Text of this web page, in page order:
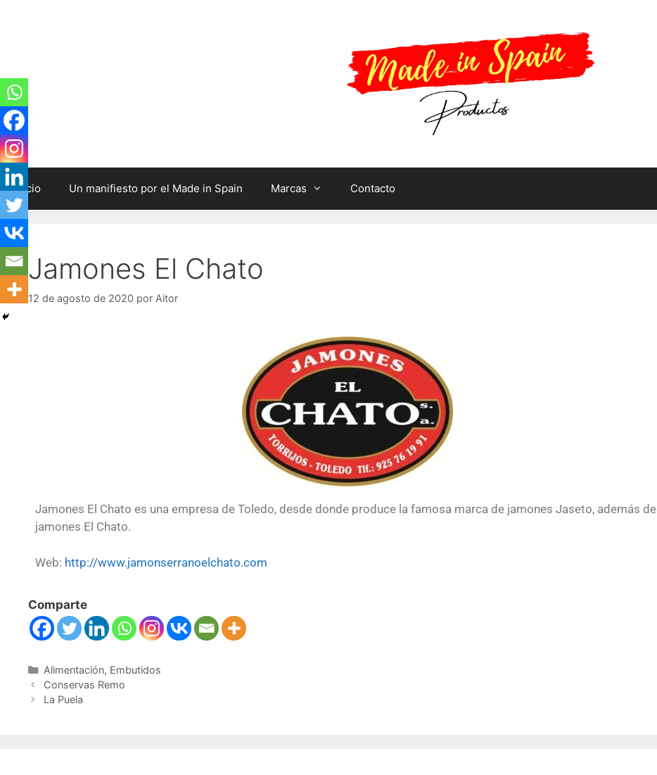
Inicio Un manifiesto por el Made in Spain Marcas Contacto
Jamones El Chato
12 de agosto de 2020 por Aitor
Jamones El Chato es una empresa de Toledo, desde donde produce la famosa marca de jamones Jaseto, además de
jamones El Chato.
Web: http://www.jamonserranoelchato.com
Comparte
Alimentación, Embutidos
Conservas Remo
La Puela